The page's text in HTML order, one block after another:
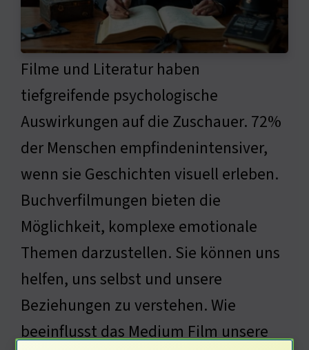
Filme und Literatur haben
tiefgreifende psychologische
Auswirkungen auf die Zuschauer. 72%
der Menschen empfindenintensiver,
wenn sie Geschichten visuell erleben.
Buchverfilmungen bieten die
Möglichkeit, komplexe emotionale
Themen darzustellen. Sie können uns
helfen, uns selbst und unsere
Beziehungen zu verstehen. Wie
beeinflusst das Medium Film unsere